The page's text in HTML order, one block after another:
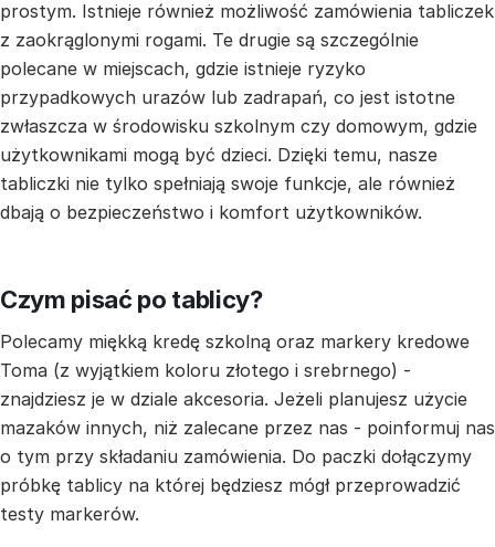
prostym. Istnieje również możliwość zamówienia tabliczek
z zaokrąglonymi rogami. Te drugie są szczególnie
polecane w miejscach, gdzie istnieje ryzyko
przypadkowych urazów lub zadrapań, co jest istotne
zwłaszcza w środowisku szkolnym czy domowym, gdzie
użytkownikami mogą być dzieci. Dzięki temu, nasze
tabliczki nie tylko spełniają swoje funkcje, ale również
dbają o bezpieczeństwo i komfort użytkowników.
Czym pisać po tablicy?
Polecamy miękką kredę szkolną oraz markery kredowe
Toma (z wyjątkiem koloru złotego i srebrnego) -
znajdziesz je w dziale akcesoria. Jeżeli planujesz użycie
mazaków innych, niż zalecane przez nas - poinformuj nas
o tym przy składaniu zamówienia. Do paczki dołączymy
próbkę tablicy na której będziesz mógł przeprowadzić
testy markerów.